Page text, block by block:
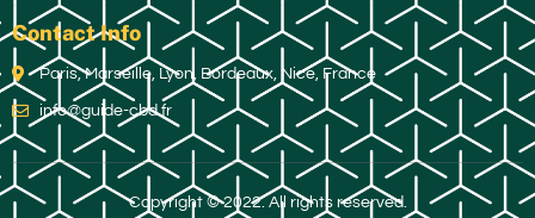
Contact Info
Paris, Marseille, Lyon, Bordeaux, Nice, France
info@guide-cbd.fr
Copyright © 2022. All rights reserved.